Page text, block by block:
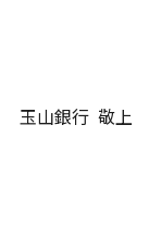
玉山銀行 敬上